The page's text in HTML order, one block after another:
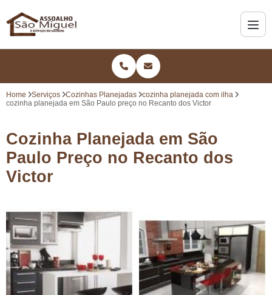
Home Serviços Cozinhas Planejadas
cozinha planejada com ilha
cozinha planejada em São Paulo preço no Recanto dos Victor
Cozinha Planejada em São
Paulo Preço no Recanto dos
Victor